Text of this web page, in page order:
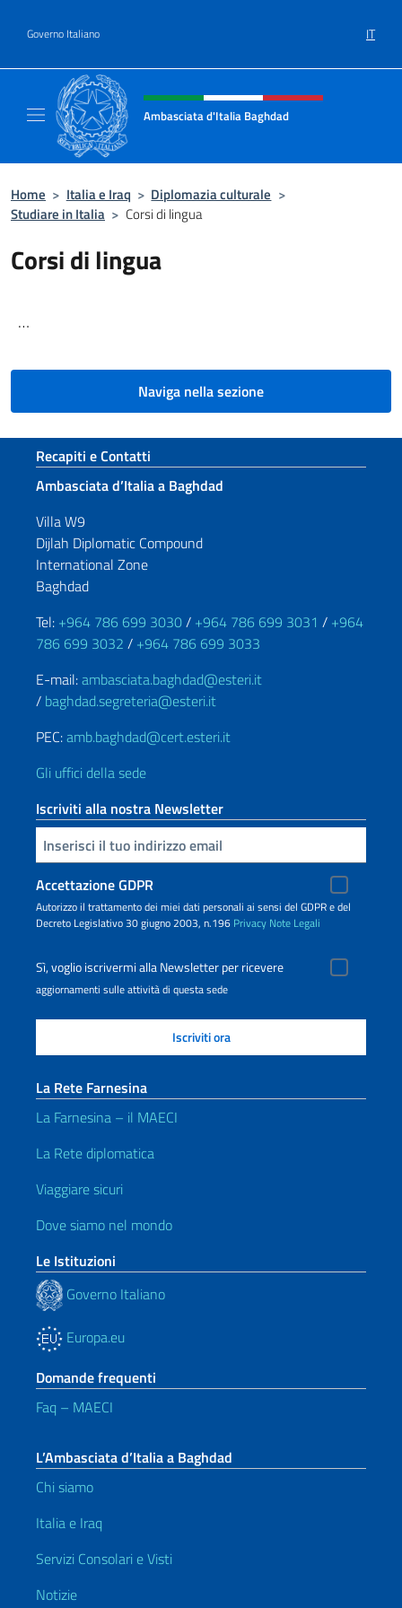
Governo Italiano IT
Intestazione sito, social e menù
Ambasciata d'Italia Baghdad
Home > Italia e Iraq > Diplomazia culturale >
Studiare in Italia > Corsi di lingua
Corsi di lingua
…
Naviga nella sezione
Sezione footer
Recapiti e Contatti
Ambasciata d’Italia a Baghdad
Villa W9
Dijlah Diplomatic Compound
International Zone
Baghdad
Tel: +964 786 699 3030/ +964 786 699 3031 / +964
786 699 3032 / +964 786 699 3033
E-mail:ambasciata.baghdad@esteri.it
/ baghdad.segreteria@esteri.it
PEC:amb.baghdad@cert.esteri.it
Gli uffici della sede
Iscriviti alla nostra Newsletter
Inserisci la tua email
Accettazione GDPR
Autorizzo il trattamento dei miei dati personali ai sensi del GDPR e del
Decreto Legislativo 30 giugno 2003, n.196 Privacy Note Legali
Sì, voglio iscrivermi alla Newsletter per ricevere
aggiornamenti sulle attività di questa sede
La Rete Farnesina
La Farnesina – il MAECI
La Rete diplomatica
Viaggiare sicuri
Dove siamo nel mondo
Le Istituzioni
Governo Italiano
Europa.eu
Domande frequenti
Faq – MAECI
L’Ambasciata d’Italia a Baghdad
Chi siamo
Italia e Iraq
Servizi Consolari e Visti
Notizie